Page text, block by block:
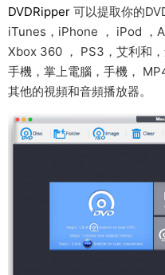
DVDRipper 可以提取你的
iTunes，iPhone ， iPod ，
Xbox 360 ， PS3，艾利和
手機，掌上電腦，手機，
其他的視頻和音頻播放器。